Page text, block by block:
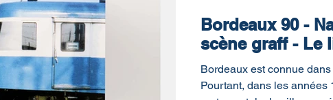
Bordeaux 90 -
scène graff - Le
Bordeaux est connue
Pourtant, dans les années